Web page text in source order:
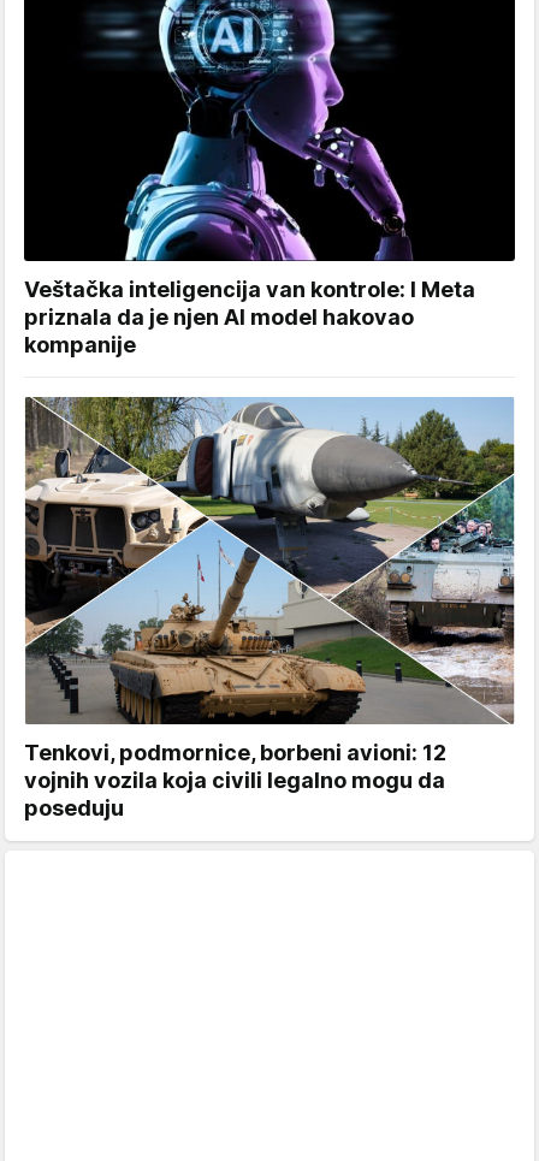
Veštačka inteligencija van kontrole: I Meta
priznala da je njen AI model hakovao
kompanije
Tenkovi, podmornice, borbeni avioni: 12
vojnih vozila koja civili legalno mogu da
poseduju